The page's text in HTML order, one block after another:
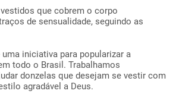
que cobrem o corpo
de sensualidade, seguindo as
uma iniciativa para popularizar a
todo o Brasil. Trabalhamos
donzelas que desejam se vestir com
agradável a Deus.